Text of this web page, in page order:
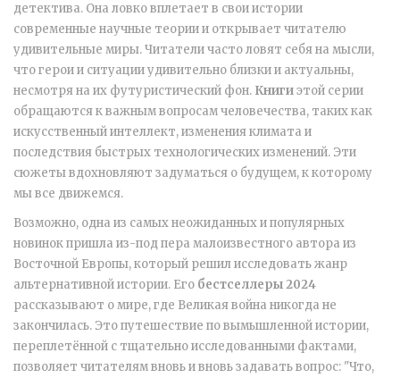
детектива. Она ловко вплетает в свои истории
современные научные теории и открывает читателю
удивительные миры. Читатели часто ловят себя на мысли,
что герои и ситуации удивительно близки и актуальны,
несмотря на их футуристический фон. Книгиэтой серии
обращаются к важным вопросам человечества, таких как
искусственный интеллект, изменения климата и
последствия быстрых технологических изменений. Эти
сюжеты вдохновляют задуматься о будущем, к которому
мы все движемся.
Возможно, одна из самых неожиданных и популярных
новинок пришла из-под пера малоизвестного автора из
Восточной Европы, который решил исследовать жанр
альтернативной истории. Его бестселлеры 2024
рассказывают о мире, где Великая война никогда не
закончилась. Это путешествие по вымышленной истории,
переплетённой с тщательно исследованными фактами,
позволяет читателям вновь и вновь задавать вопрос: "Что,